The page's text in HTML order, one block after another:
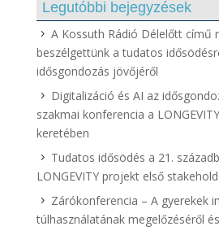
Legutóbbi bejegyzések
A Kossuth Rádió Délelőtt című
beszélgettünk a tudatos
idősgondozás jövőjéről
Digitalizáció és AI az
szakmai konferencia a
keretében
Tudatos idősödés a 21.
LONGEVITY projekt első
Zárókonferencia – A gyerekek
túlhasználatának megelőzéséről